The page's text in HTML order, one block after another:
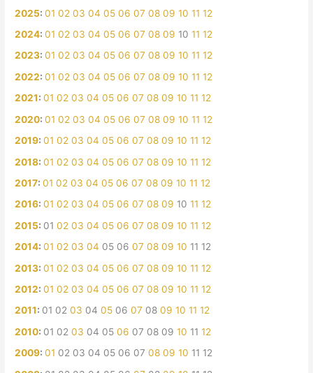
2025:01 02 03 04 05 06 07 08 09 10 11 12
2024:01 02 03 04 05 06 07 08 09 10 11 12
2023:01 02 03 04 05 06 07 08 09 10 11 12
2022:01 02 03 04 05 06 07 08 09 10 11 12
2021:01 02 03 04 05 06 07 08 09 10 11 12
2020:01 02 03 04 05 06 07 08 09 10 11 12
2019:01 02 03 04 05 06 07 08 09 10 11 12
2018:01 02 03 04 05 06 07 08 09 10 11 12
2017:01 02 03 04 05 06 07 08 09 10 11 12
2016:01 02 03 04 05 06 07 08 09 10 11 12
2015: 01 02 03 04 05 06 07 08 09 10 11 12
2014:01 02 03 04 05 06 07 08 09 10 11 12
2013:01 02 03 04 05 06 07 08 09 10 11 12
2012:01 02 03 04 05 06 07 08 09 10 11 12
2011: 01 02 03 04 05 06 07 08 09 10 11 12
2010: 01 02 03 04 05 06 07 08 09 10 11 12
2009:01 02 03 04 05 06 07 08 09 10 11 12